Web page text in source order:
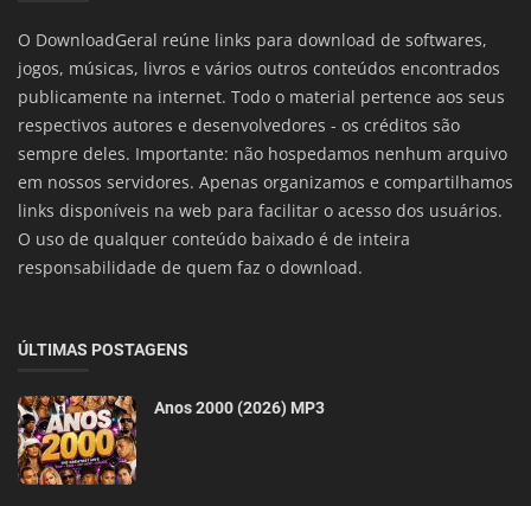
O DownloadGeral reúne links para download de softwares,
jogos, músicas, livros e vários outros conteúdos encontrados
publicamente na internet. Todo o material pertence aos seus
respectivos autores e desenvolvedores - os créditos são
sempre deles. Importante: não hospedamos nenhum arquivo
em nossos servidores. Apenas organizamos e compartilhamos
links disponíveis na web para facilitar o acesso dos usuários.
O uso de qualquer conteúdo baixado é de inteira
responsabilidade de quem faz o download.
ÚLTIMAS POSTAGENS
Anos 2000 (2026) MP3